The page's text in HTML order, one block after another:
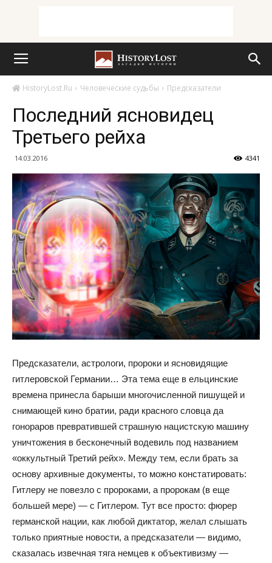
HistoryLost.Ru Человеческие судьбы Предсказатели
Последний ясновидец
Третьего рейха
14.03.2016 4341
Предсказатели, астрологи, пророки и ясновидящие
гитлеровской Германии… Эта тема еще в ельцинские
времена принесла барыши многочисленной пишущей и
снимающей кино братии, ради красного словца да
гонораров превратившей страшную нацистскую машину
уничтожения в бесконечный водевиль под названием
«оккультный Третий рейх». Между тем, если брать за
основу архивные документы, то можно констатировать:
Гитлеру не повезло с пророками, а пророкам (в еще
большей мере) — с Гитлером. Тут все просто: фюрер
германской нации, как любой диктатор, желал слышать
только приятные новости, а предсказатели — видимо,
сказалась извечная тяга немцев к объективизму —